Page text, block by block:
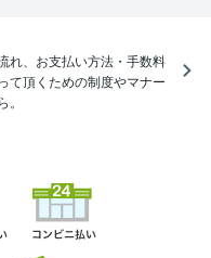
れ、お支払い方法・手数料
て頂くための制度やマナー